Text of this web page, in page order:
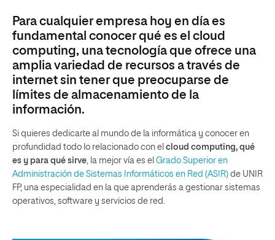
Para cualquier empresa hoy en día es
fundamental conocer qué es el cloud
computing, una tecnología que ofrece una
amplia variedad de recursos a través de
internet sin tener que preocuparse de
límites de almacenamiento de la
información.
Si quieres dedicarte al mundo de la informática y conocer en
profundidad todo lo relacionado con el cloud computing, qué
es y para qué sirve, la mejor vía es el Grado Superior en
Administración de Sistemas Informáticos en Red (ASIR) de UNIR
FP, una especialidad en la que aprenderás a gestionar sistemas
operativos, software y servicios de red.